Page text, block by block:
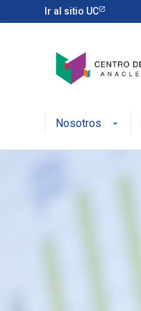
Ir al sitio UC
Nosotros